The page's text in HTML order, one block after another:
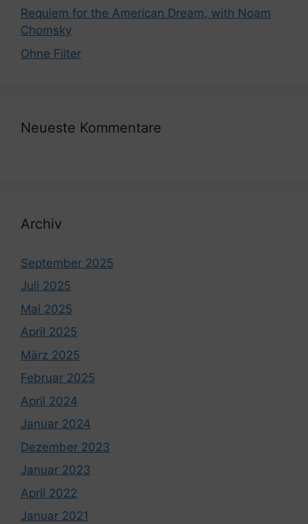
Requiem for the American Dream, with Noam
Chomsky
Ohne Filter
Neueste Kommentare
Archiv
September 2025
Juli 2025
Mai 2025
April 2025
März 2025
Februar 2025
April 2024
Januar 2024
Dezember 2023
Januar 2023
April 2022
Januar 2021